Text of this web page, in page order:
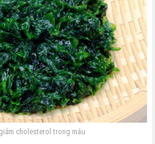
cholesterol trong máu